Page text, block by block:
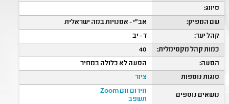
סיווג:
שם המפיק:
אב"י - אמנויות במה ישראלית
קהל יעד:
ד - יב
כמות קהל מקסימלית:
40
הסעה:
הסעה לא כלולה במחיר
סוגות נוספות
ציור
נושאים נוספים
חירום זום Zoom
תשפב